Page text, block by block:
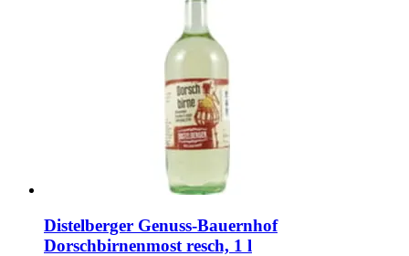
Distelberger Genuss-Bauernhof
Dorschbirnenmost resch, 1 l